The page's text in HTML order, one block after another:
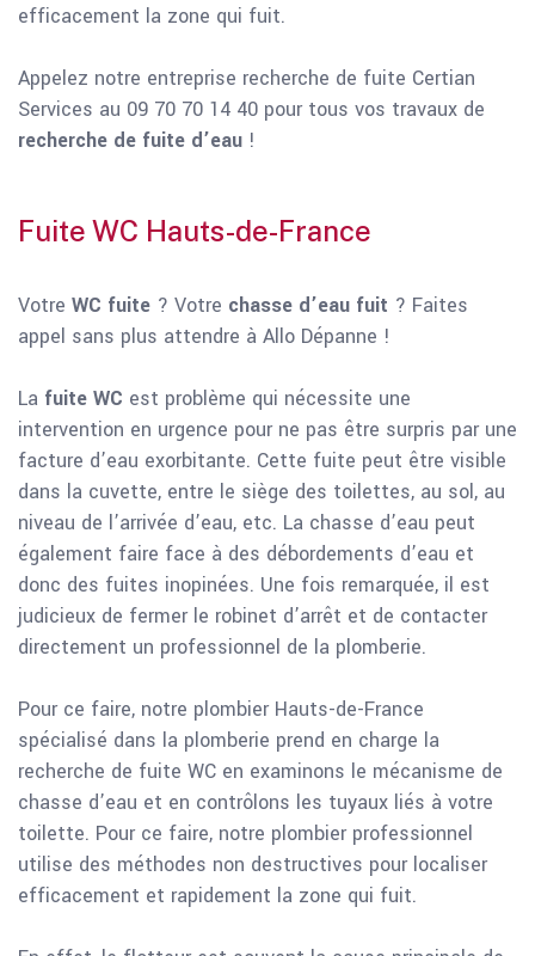
efficacement la zone qui fuit.
Appelez notre entreprise recherche de fuite Certian
Services au 09 70 70 14 40 pour tous vos travaux de
recherche de fuite d’eau !
Fuite WC Hauts-de-France
Votre WC fuite ? Votre chasse d’eau fuit ? Faites
appel sans plus attendre à Allo Dépanne !
La fuite WC est problème qui nécessite une
intervention en urgence pour ne pas être surpris par une
facture d’eau exorbitante. Cette fuite peut être visible
dans la cuvette, entre le siège des toilettes, au sol, au
niveau de l’arrivée d’eau, etc. La chasse d’eau peut
également faire face à des débordements d’eau et
donc des fuites inopinées. Une fois remarquée, il est
judicieux de fermer le robinet d’arrêt et de contacter
directement un professionnel de la plomberie.
Pour ce faire, notre plombier Hauts-de-France
spécialisé dans la plomberie prend en charge la
recherche de fuite WC en examinons le mécanisme de
chasse d’eau et en contrôlons les tuyaux liés à votre
toilette. Pour ce faire, notre plombier professionnel
utilise des méthodes non destructives pour localiser
efficacement et rapidement la zone qui fuit.